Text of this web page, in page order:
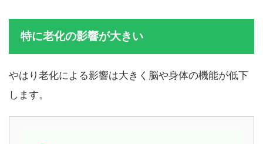
特に老化の影響が大きい
やはり老化による影響は大きく脳や身体の機能が低下
します。